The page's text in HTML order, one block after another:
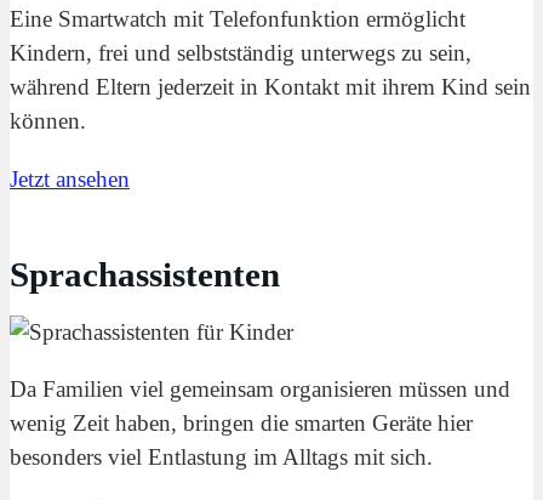
Eine Smartwatch mit Telefonfunktion ermöglicht
Kindern, frei und selbstständig unterwegs zu sein,
während Eltern jederzeit in Kontakt mit ihrem Kind sein
können.
Jetzt ansehen
Sprachassistenten
Da Familien viel gemeinsam organisieren müssen und
wenig Zeit haben, bringen die smarten Geräte hier
besonders viel Entlastung im Alltags mit sich.